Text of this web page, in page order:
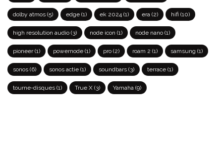
dolby atmos (5) edge (1) ek 2024 (1) era (2) hifi (10)
high resolution audio (3) node icon (1) node nano (1)
pioneer(1) powernode (1) pro (2) roam 2 (1) samsung (1)
sonos (6) sonos actie (1) soundbars (3) terrace (1)
tourne-disques (1) True X (3) Yamaha (9)